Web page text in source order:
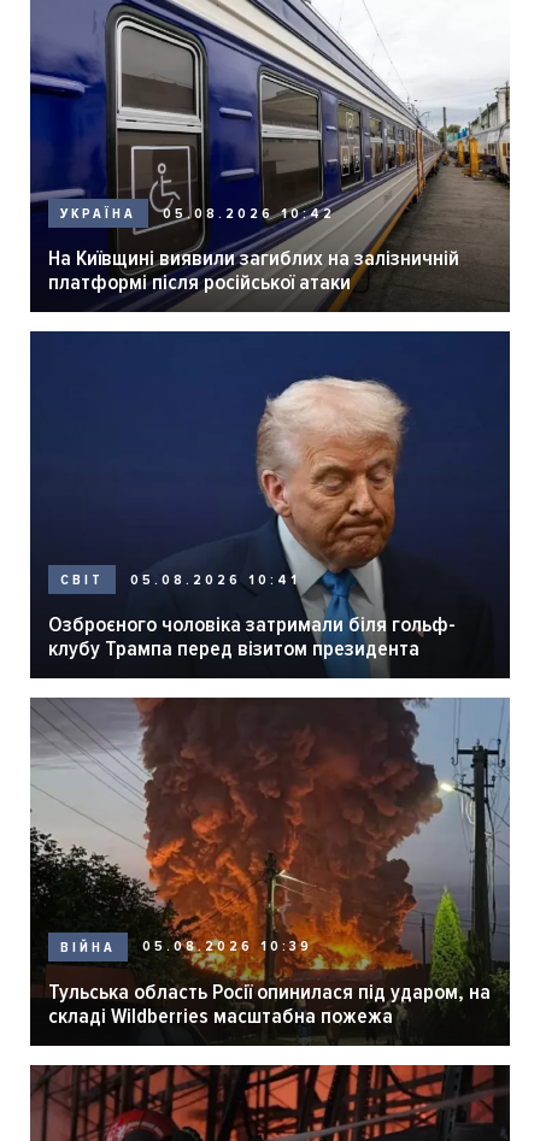
УКРАЇНА 05.08.2026 10:42
На Київщині виявили загиблих на залізничній
платформі після російської атаки
СВІТ 05.08.2026 10:41
Озброєного чоловіка затримали біля гольф-
клубу Трампа перед візитом президента
ВІЙНА 05.08.2026 10:39
Тульська область Росії опинилася під ударом, на
складі Wildberries масштабна пожежа